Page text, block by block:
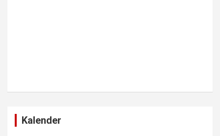
Kalender